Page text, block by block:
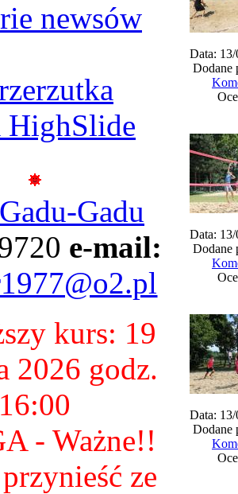
newsów
HighSlide
Gadu
e-mail:
kurs: 19
2026 godz.
16:00
- Ważne!!
ze
Data:
Dodane
Data:
Dodane
Data:
Dodane